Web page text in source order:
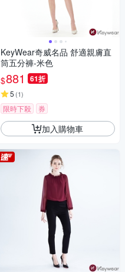
KeyWear奇威名品 舒適親膚直
筒五分褲-米色
$881 61折
5 (1)
限時下殺 券
加入購物車